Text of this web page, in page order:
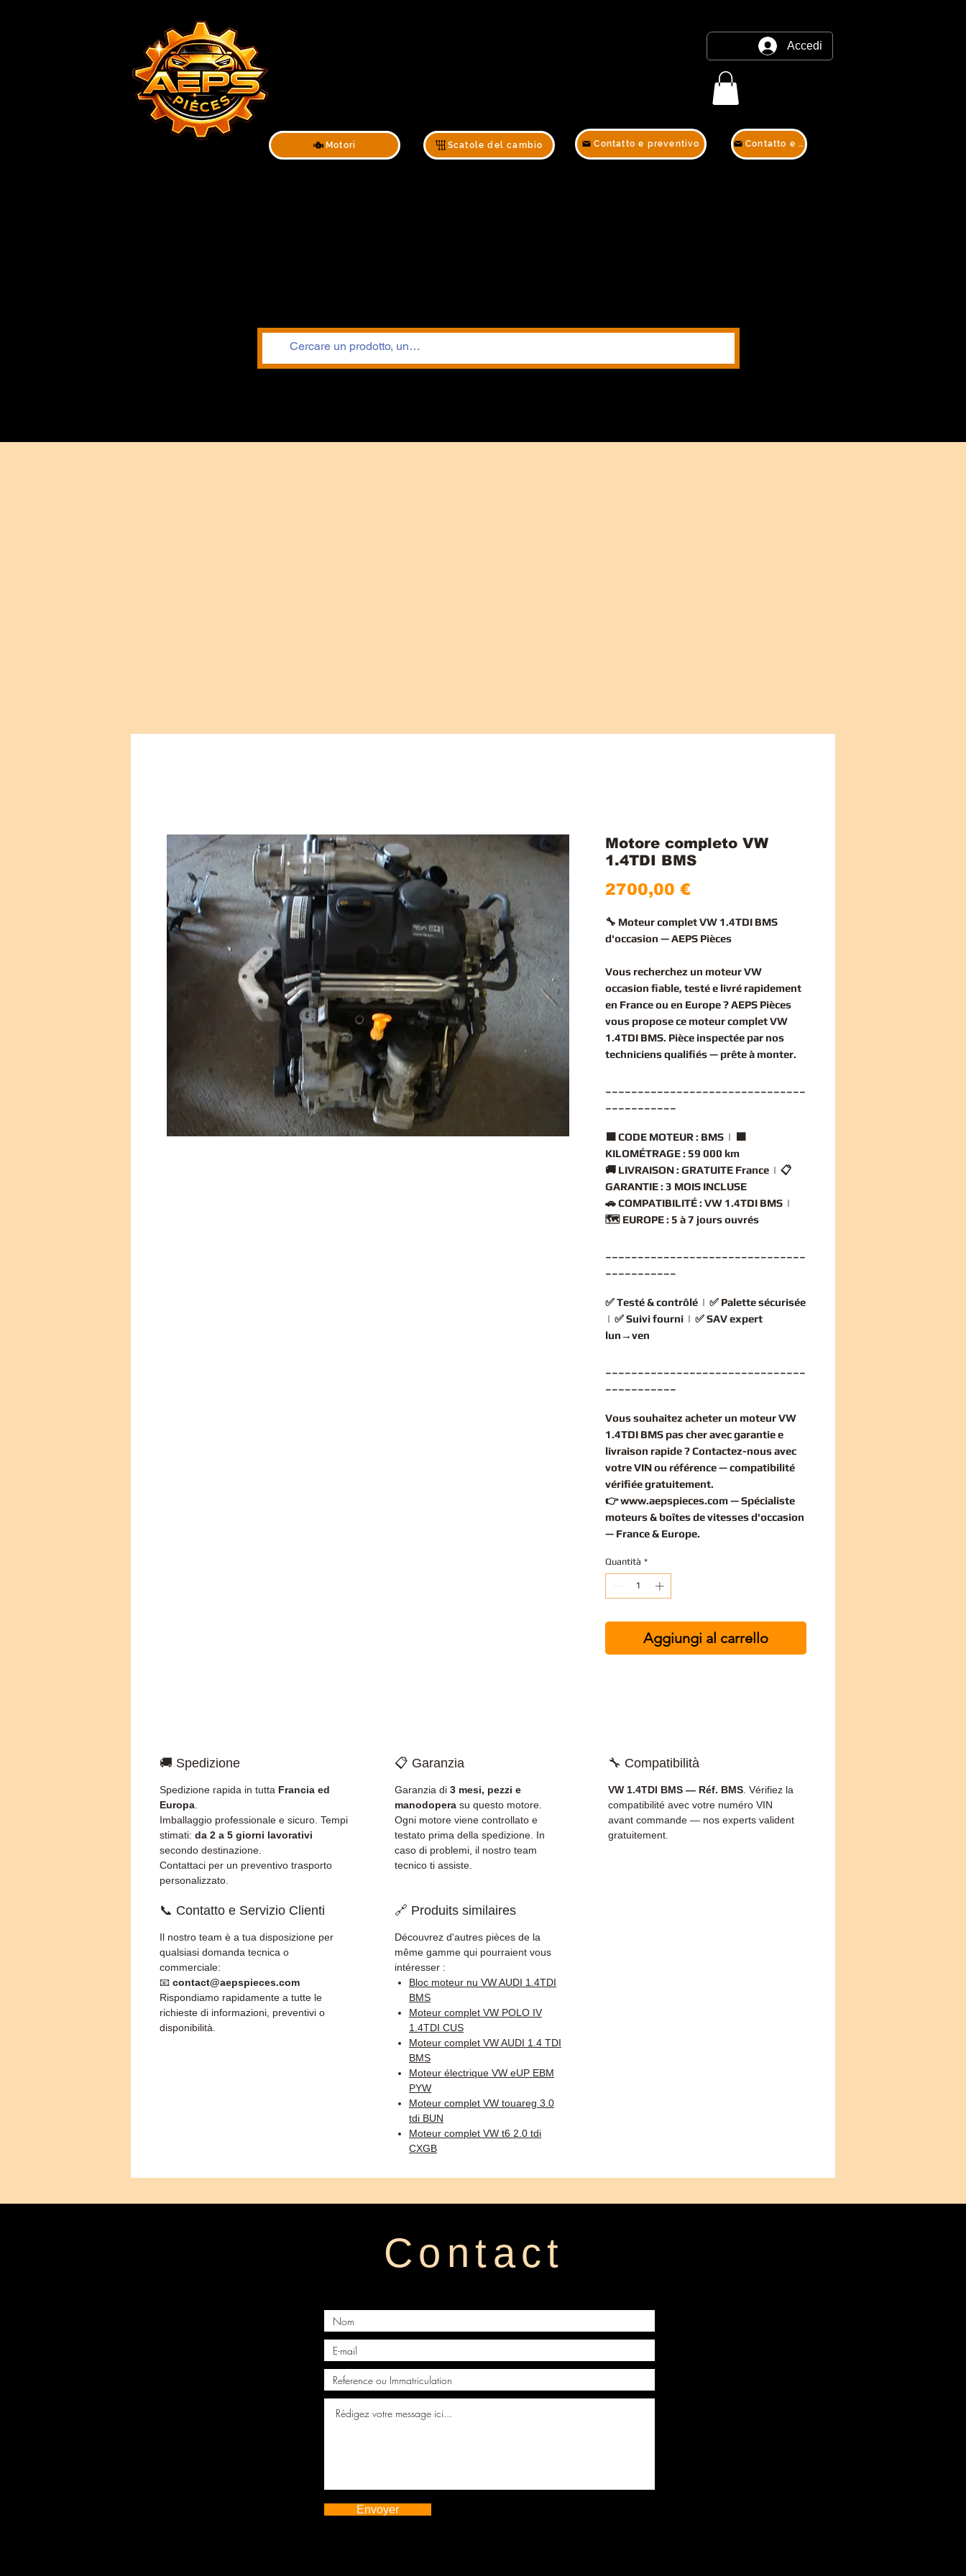
Motori Scatole del cambio
Accedi
Contatto e preventivo Contatto e preventivo
Motore completo VW
1.4TDI BMS
2700,00 €Prezzo
🔧 Moteur complet VW 1.4TDI BMS
d'occasion — AEPS Pièces
Vous recherchez un moteur VW
occasion fiable, testé e livré rapidement
en France ou en Europe ? AEPS Pièces
vous propose ce moteur complet VW
1.4TDI BMS. Pièce inspectée par nos
techniciens qualifiés — prête à monter.
🟧CODE MOTEUR : BMS | 🟧
KILOMÉTRAGE : 59 000 km
🚚 LIVRAISON : GRATUITE France | 📋
GARANTIE : 3 MOIS INCLUSE
🚗COMPATIBILITÉ : VW 1.4TDI BMS |
🗺️ EUROPE : 5 à 7 jours ouvrés
✅Testé & contrôlé | ✅ Palette sécurisée
| ✅Suivi fourni | ✅SAV expert
lun→ven
Vous souhaitez acheter un moteur VW
1.4TDI BMS pas cheravec garantie e
livraison rapide ? Contactez-nous avec
votre VIN ou référence — compatibilité
vérifiéegratuitement.
👉www.aepspieces.com— Spécialiste
moteurs & boîtes de vitesses d'occasion
— France & Europe.
Quantità *
Aggiungi al carrello
🚚 Spedizione
Spedizione rapida in tutta Francia ed
Europa
Imballaggio professionale e sicuro. Tempi
stimati: da 2 a 5 giorni lavorativi
secondo destinazione.
Contattaci per un preventivo trasporto
personalizzato.
📋 Garanzia
Garanzia di 3 mesi, pezzi e
manodopera su questo motore.
Ogni motore viene controllato e
testato prima della spedizione. In
caso di problemi, il nostro team
tecnico ti assiste.
🔧 Compatibilità
VW 1.4TDI BMS — Réf. BMS . Vérifiez la
compatibilité avec votre numéro VIN
avant commande — nos experts valident
gratuitement.
📞 Contatto e Servizio Clienti
Il nostro team è a tua disposizione per
qualsiasi domanda tecnica o
commerciale:
📧 contact@aepspieces.com
Rispondiamo rapidamente a tutte le
richieste di informazioni, preventivi o
disponibilità.
🔗 Produits similaires
Découvrez d'autres pièces de la
même gamme qui pourraient vous
intéresser :
Bloc moteur nu VW AUDI 1.4TDI
BMS
Moteur complet VW POLO IV
1.4TDI CUS
Moteur complet VW AUDI 1.4 TDI
BMS
Moteur électrique VW eUP EBM
PYW
Moteur complet VW touareg 3.0
tdi BUN
Moteur complet VW t6 2.0 tdi
CXGB
Contact
Envoyer